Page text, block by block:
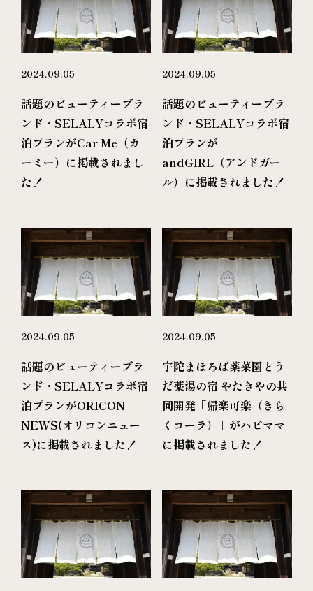
話題のビューティーブラ
ンド・SELALYコラボ宿
泊プランがCar Me（カ
ーミー）に掲載されまし
た！
2024.09.05
話題のビューティーブラ
ンド・SELALYコラボ宿
泊プランが
andGIRL（アンドガー
ル）に掲載されました！
2024.09.05
話題のビューティーブラ
ンド・SELALYコラボ宿
泊プランがORICON
NEWS(オリコンニュー
ス)に掲載されました！
2024.09.05
宇陀まほろば薬菜園とう
だ薬湯の宿 やたきやの共
同開発「帰楽可楽（きら
くコーラ）」がハピママ
に掲載されました！
2024.09.05